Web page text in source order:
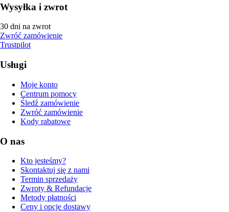
Wysyłka i zwrot
30 dni na zwrot
Zwróć zamówienie
Trustpilot
Usługi
Moje konto
Centrum pomocy
Śledź zamówienie
Zwróć zamówienie
Kody rabatowe
O nas
Kto jesteśmy?
Skontaktuj się z nami
Termin sprzedaży
Zwroty & Refundacje
Metody płatności
Ceny i opcje dostawy